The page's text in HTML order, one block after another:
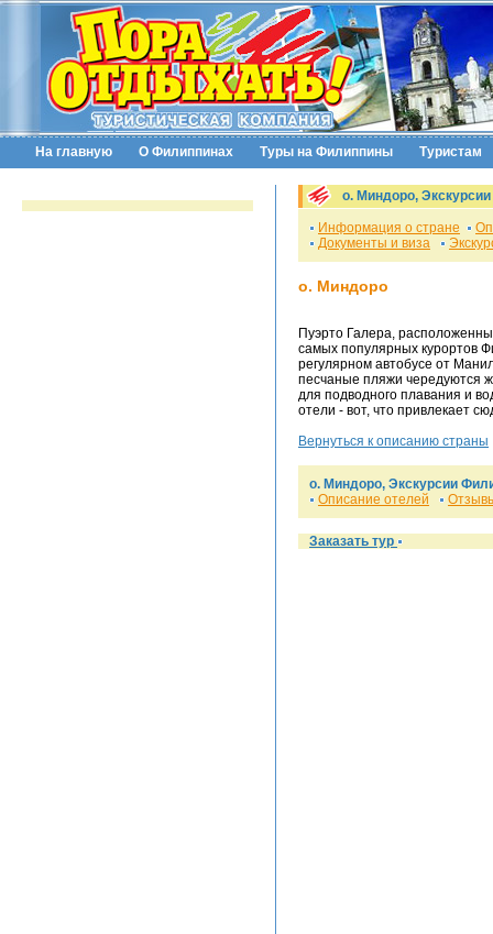
На главную О Филиппинах Туры на Филиппины Туристам
о. Миндоро,
Информация о стране
Документы и виза
о. Миндоро
Пуэрто Галера,
самых популярных курортов
регулярном автобусе от
песчаные пляжи чередуются
для подводного плавания и
отели - вот, что привлекает
Вернуться к описанию страны
о. Миндоро, Экскурсии
Описание отелей
Заказать тур